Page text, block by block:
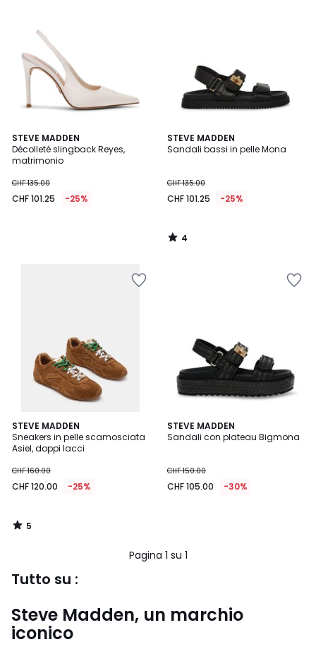
STEVE MADDEN
Décolleté slingback Reyes,
matrimonio
CHF 135.00
CHF 101.25 -25%
STEVE MADDEN
Sandali bassi in pelle Mona
CHF 135.00
CHF 101.25 -25%
4
/
4
/
STEVE MADDEN
Sneakers in pelle scamosciata
Asiel, doppi lacci
CHF 160.00
CHF 120.00 -25%
5
/
5
5
/
STEVE MADDEN
Sandali con plateau Bigmona
CHF 150.00
CHF 105.00 -30%
Pagina 1 su 1
Tutto su :
Steve Madden, un marchio
iconico